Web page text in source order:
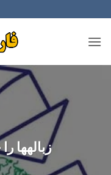
to
content
زباله​ها